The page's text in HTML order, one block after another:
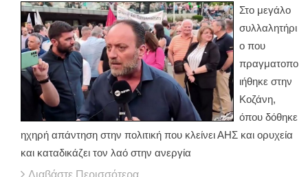
Στο μεγάλο
συλλαλητήρι
ο που
πραγματοπο
ιήθηκε στην
Κοζάνη,
όπου δόθηκε
ηχηρή απάντηση στην πολιτική που κλείνει ΑΗΣ και ορυχεία
και καταδικάζει τον λαό στην ανεργία
Διαβάστε Περισσότερα